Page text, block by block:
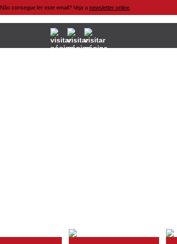
Não consegue ler este email? Veja a newsletter online.